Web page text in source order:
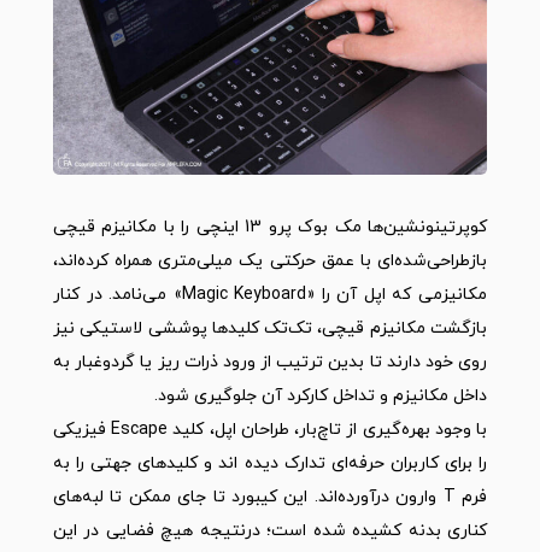
کوپرتینونشین‌ها مک‌ بوک پرو 13 اینچی را با مکانیزم قیچی
بازطراحی‌شده‌ای با عمق حرکتی یک میلی‌متری همراه کرده‌اند،
مکانیزمی که اپل آن را «Magic Keyboard» می‌‌نامد. در کنار
بازگشت مکانیزم قیچی، تک‌تک کلیدها پوششی لاستیکی نیز
روی خود دارند تا بدین ترتیب از ورود ذرات ریز یا گردوغبار به
داخل مکانیزم و تداخل کارکرد آن جلوگیری شود.
با وجود بهره‌گیری از تاچ‌بار، طراحان اپل، کلید Escape فیزیکی
را برای کاربران حرفه‌ای تدارک دیده اند و کلیدهای جهتی را به
فرم T‌ وارون درآورده‌اند. این کیبورد تا جای ممکن تا لبه‌های
کناری بدنه کشیده شده است؛ درنتیجه هیچ فضایی در این